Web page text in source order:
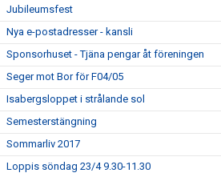
Jubileumsfest
Nya e-postadresser - kansli
Sponsorhuset - Tjäna pengar åt föreningen
Seger mot Bor för F04/05
Isabergsloppet i strålande sol
Semesterstängning
Sommarliv 2017
Loppis söndag 23/4 9.30-11.30